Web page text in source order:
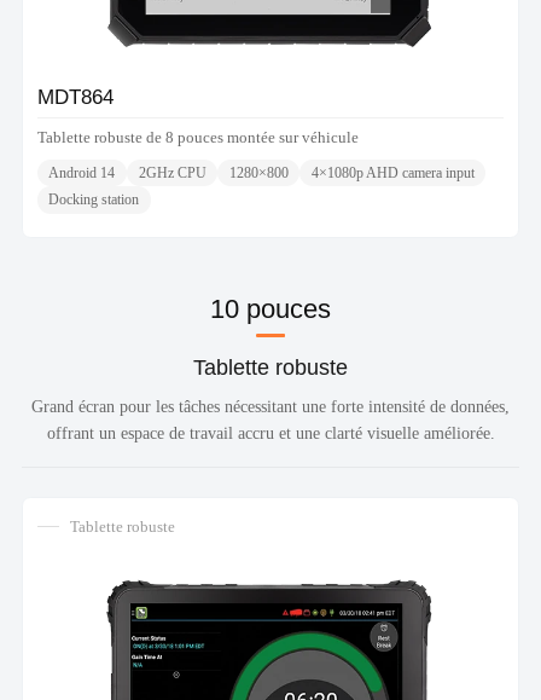
MDT864
Tablette robuste de 8 pouces montée sur véhicule
Android 14 2GHz CPU 1280×800
4×1080p AHD camera input
Docking station
10 pouces
Tablette robuste
Grand écran pour les tâches nécessitant une forte intensité de données,
offrant un espace de travail accru et une clarté visuelle améliorée.
Tablette robuste